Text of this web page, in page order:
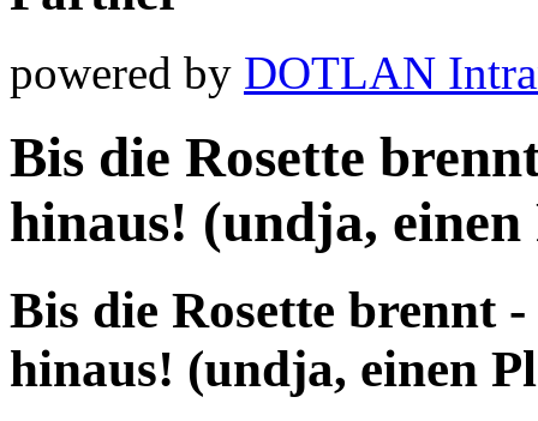
powered by DOTLAN
Bis die Rosette
hinaus! (undja,
Bis die Rosette brennt
hinaus! (undja, einen